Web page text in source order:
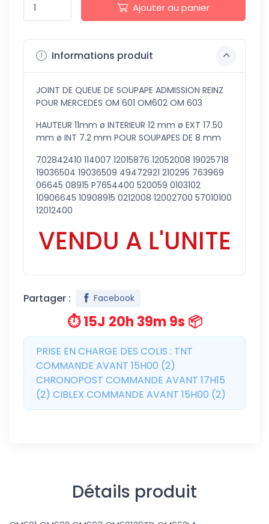
Ajouter au panier
Informations produit
JOINT DE QUEUE DE SOUPAPE ADMISSION REINZ
POUR MERCEDES OM 601 OM602 OM 603
HAUTEUR 11mm ø INTERIEUR 12 mm ø EXT 17.50
mm ø INT 7.2 mm POUR SOUPAPES DE 8 mm
702842410 114007 12015876 12052008 19025718
19036504 19036509 49472921 210295 763969
06645 08915 P7654400 520059 0103102
10906645 10908915 0212008 12002700 57010100
12012400
VENDU A L'UNITE
Partager : Facebook
⏱️ 15J 20h 39m 8s 📦
PRISE EN CHARGE DES COLIS : TNT
COMMANDE AVANT 15H00 (2)
CHRONOPOST COMMANDE AVANT 17H15
(2) CIBLEX COMMANDE AVANT 15H00 (2)
Détails produit